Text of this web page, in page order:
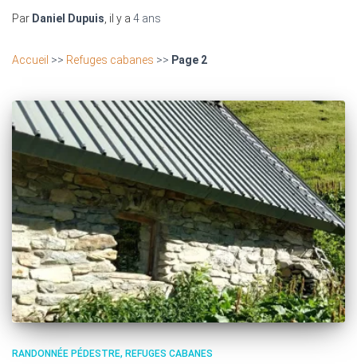
Par Daniel Dupuis , il y a 4 ans
Accueil >> Refuges cabanes >> Page 2
RANDONNÉE PÉDESTRE REFUGES CABANES